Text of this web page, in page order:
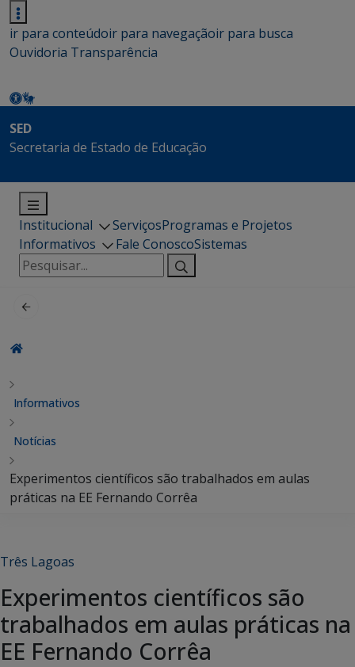
ir para conteúdoir para navegaçãoir para busca
Ouvidoria Transparência
SED
Secretaria de Estado de Educação
Institucional ServiçosProgramas e Projetos
Informativos
Fale ConoscoSistemas
Pesquisar
por:
Informativos
Notícias
Experimentos científicos são trabalhados em aulas
práticas na EE Fernando Corrêa
Três Lagoas
Experimentos científicos são
trabalhados em aulas práticas na
EE Fernando Corrêa